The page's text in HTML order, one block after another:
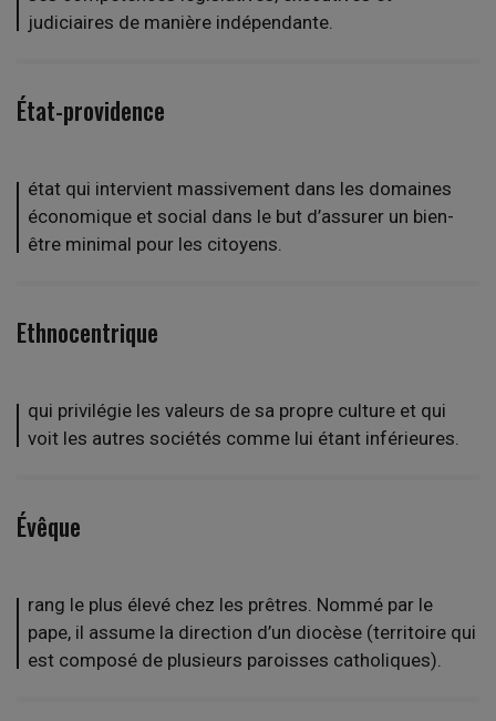
judiciaires de manière indépendante.
État-providence
état qui intervient massivement dans les domaines
économique et social dans le but d’assurer un bien-
être minimal pour les citoyens.
Ethnocentrique
qui privilégie les valeurs de sa propre culture et qui
voit les autres sociétés comme lui étant inférieures.
Évêque
rang le plus élevé chez les prêtres. Nommé par le
pape, il assume la direction d’un diocèse (territoire qui
est composé de plusieurs paroisses catholiques).